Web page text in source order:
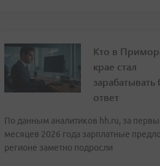
Кто в
крае стал
ответ
По данным аналитиков hh.ru, за
месяцев 2026 года зарплатные
регионе заметно подросли